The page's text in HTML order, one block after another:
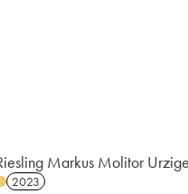
Markus Molitor
2023